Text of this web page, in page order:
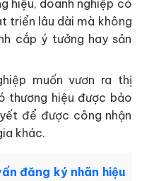
hiệu, doanh nghiệp có
triển lâu dài mà không
cắp ý tưởng hay sản
muốn vươn ra thị
thương hiệu được bảo
để được công nhận
khác.
đăng ký nhãn hiệu